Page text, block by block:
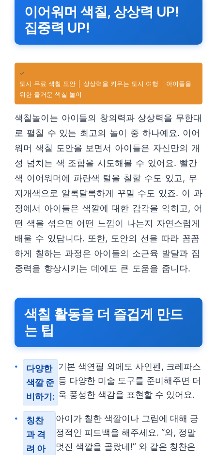
이어워머 색칠, 상상력 UP!
집중력 UP!
✓
도시 무료 색칠 도안 │ 상상력을 키우는 도시 여행 │ 아이들을
위한 즐거운 색칠 놀이
색칠놀이는 아이들의 창의력과 상상력을 무한대
로 펼칠 수 있는 최고의 놀이 중 하나예요. 이어
워머 색칠 도안을 보면서 아이들은 자신만의 개
성 넘치는 색 조합을 시도해볼 수 있어요. 빨간
색 이어워머에 파란색 털을 칠할 수도 있고, 무
지개색으로 알록달록하게 꾸밀 수도 있죠. 이 과
정에서 아이들은 색깔에 대한 감각을 익히고, 어
떤 색을 섞으면 어떤 느낌이 나는지 자연스럽게
배울 수 있답니다. 또한, 도안의 선을 따라 꼼꼼
하게 칠하는 과정은 아이들의 소근육 발달과 집
중력을 향상시키는 데에도 큰 도움을 줍니다.
색칠 활동을 더 즐겁게 만드
는 팁
다양한
색깔 준
비하기:
기본 색연필 외에도 사인펜, 크레파스
등 다양한 미술 도구를 준비해주면 더
욱 풍성한 색감을 표현할 수 있어요.
칭찬
과 격
려 아
아이가 칠한 색깔이나 그림에 대해 긍
정적인 피드백을 해주세요. “와, 정말
멋진 색깔을 골랐네!” 와 같은 칭찬은